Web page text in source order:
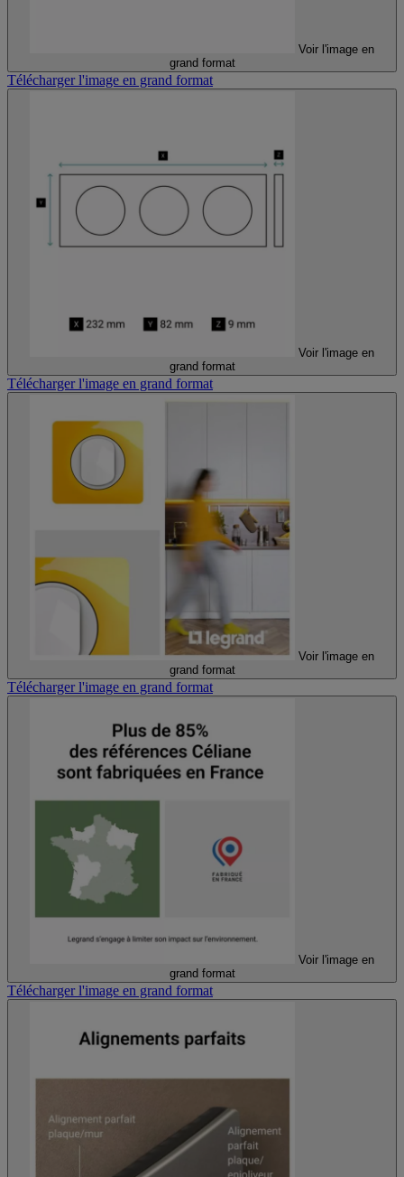
Voir l'image en
grand format
Télécharger l'image en grand format
Voir l'image en
grand format
Télécharger l'image en grand format
Voir l'image en
grand format
Télécharger l'image en grand format
Voir l'image en
grand format
Télécharger l'image en grand format